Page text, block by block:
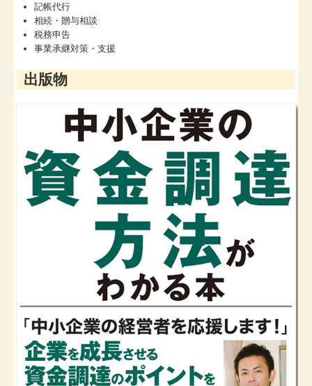
記帳代行
相続・贈与相談
税務申告
事業承継対策・支援
出版物